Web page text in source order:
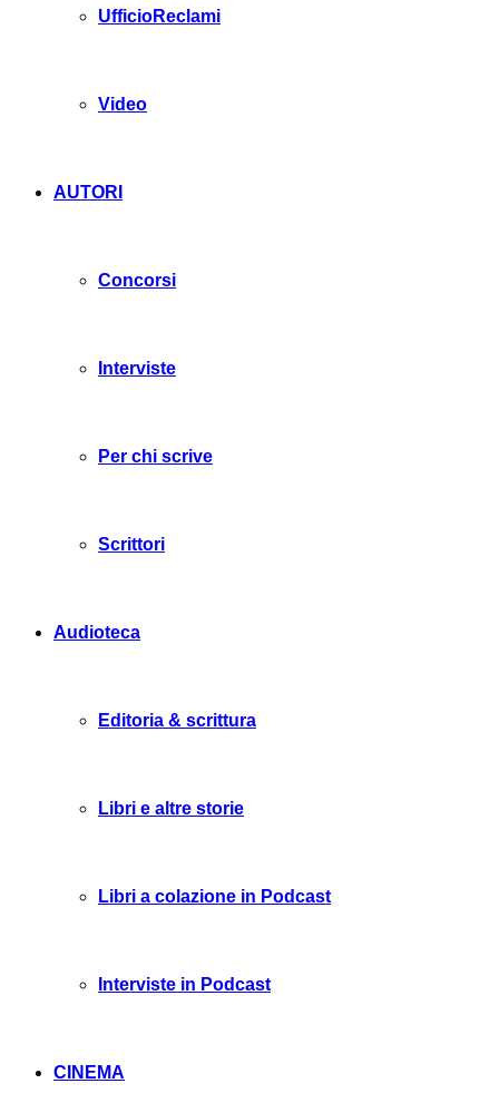
UfficioReclami
Video
AUTORI
Concorsi
Interviste
Per chi scrive
Scrittori
Audioteca
Editoria & scrittura
Libri e altre storie
Libri a colazione in Podcast
Interviste in Podcast
CINEMA